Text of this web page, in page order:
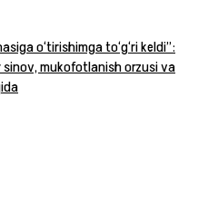
o‘tirishimga to‘g‘ri keldi”:
sinov, mukofotlanish orzusi va